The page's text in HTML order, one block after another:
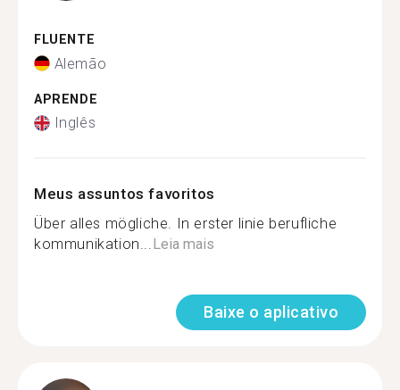
FLUENTE
Alemão
APRENDE
Inglês
Meus assuntos favoritos
Über alles mögliche. In erster linie berufliche
kommunikation...Leia mais
Baixe o aplicativo